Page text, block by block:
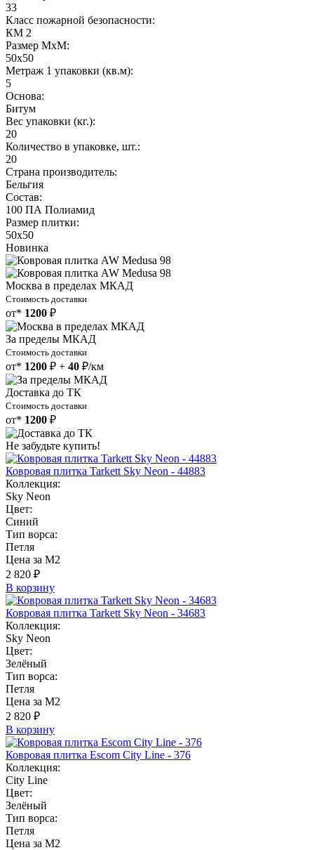
33
Класс пожарной безопасности:
КМ 2
Размер МхМ:
50x50
Метраж 1 упаковки (кв.м):
5
Основа:
Битум
Вес упаковки (кг.):
20
Количество в упаковке, шт.:
20
Страна производитель:
Бельгия
Состав:
100 ПА Полиамид
Размер плитки:
50х50
Новинка
Москва в пределах МКАД
Стоимость доставки
от* 1200 ₽
За пределы МКАД
Стоимость доставки
от* 1200 ₽ + 40 ₽/км
Доставка до ТК
Стоимость доставки
от* 1200 ₽
Не забудьте купить!
Ковровая плитка Tarkett Sky Neon - 44883
Коллекция:
Sky Neon
Цвет:
Синий
Тип ворса:
Петля
Цена за М2
2 820 ₽
В корзину
Ковровая плитка Tarkett Sky Neon - 34683
Коллекция:
Sky Neon
Цвет:
Зелёный
Тип ворса:
Петля
Цена за М2
2 820 ₽
В корзину
Ковровая плитка Escom City Line - 376
Коллекция:
City Line
Цвет:
Зелёный
Тип ворса:
Петля
Цена за М2